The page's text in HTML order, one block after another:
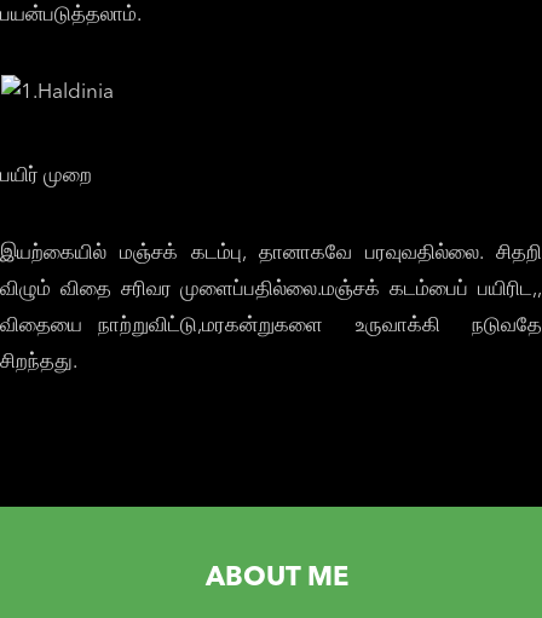
பயன்படுத்தலாம்.
பயிர் முறை
இயற்கையில் மஞ்சக் கடம்பு, தானாகவே பரவுவதில்லை. சிதறி
விழும் விதை சரிவர முளைப்பதில்லை.மஞ்சக் கடம்பைப் பயிரிட,,
விதையை நாற்றுவிட்டு,மரகன்றுகளை உருவாக்கி நடுவதே
சிறந்தது.
ABOUT ME